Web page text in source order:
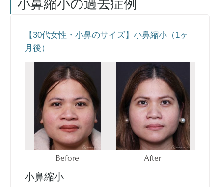
小鼻縮小の過去症例
【30代女性・小鼻のサイズ】小鼻縮小（1ヶ
月後）
Before After
小鼻縮小